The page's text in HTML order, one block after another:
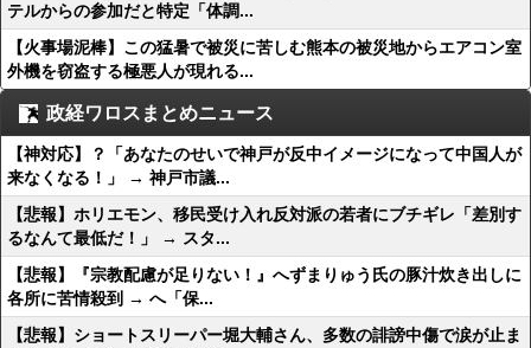
テルからの参加だと特定「体調...
【火事場泥棒】この猛暑で被災に苦しむ熊本の被災地からエアコン室
外機を窃盗する極悪人が現れる...
政経ワロスまとめニュース
【神対応】？「あなたのせいで神戸が反中イメージになって中国人が
来なくなる！」 → 神戸市議...
【悲報】ホリエモン、移民受け入れ反対派の若者にブチギレ「差別す
るなんて最低だ！」 → スタ...
【悲報】『宗教配慮が足りない！』へずまりゅう氏の豚汁炊き出しに
各所に苦情殺到 → へ「保...
【悲報】ショートスリーパー堀大輔さん、多数の誹謗中傷で涙が止ま